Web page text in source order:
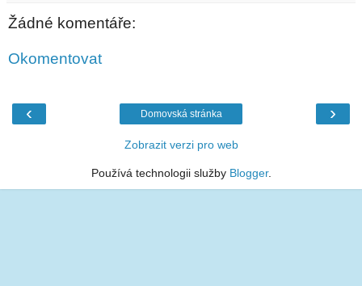
Žádné komentáře:
Okomentovat
‹ ›
Domovská stránka
Zobrazit verzi pro web
Používá technologii služby Blogger.